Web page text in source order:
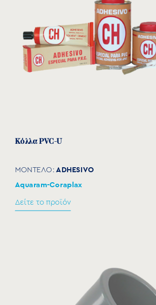
40
7102563 40 50 63
Κόλλα PVC-U
ΜΟΝΤΕΛΟ:ADHESIVO
Aquaram-Coraplax
Δείτε το προϊόν